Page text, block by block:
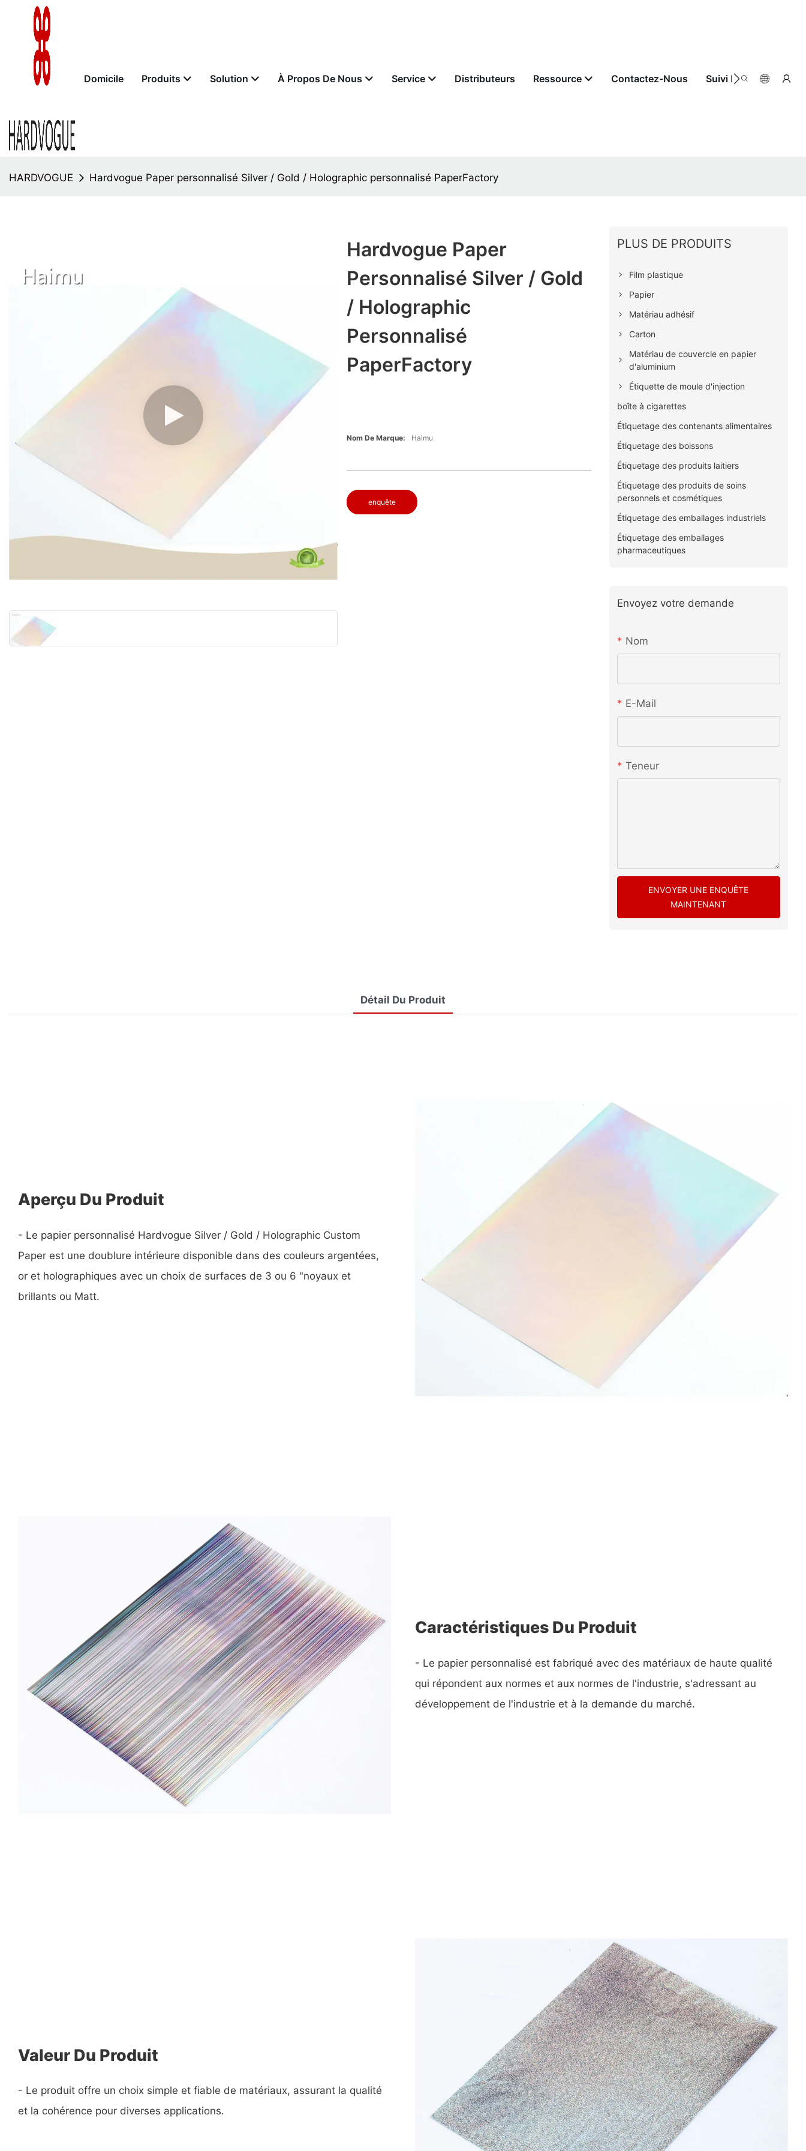
Domicile Produits Solution À Propos De Nous Service Distributeurs Ressource Contactez-Nous Suivi De Commande
HARDVOGUE Hardvogue Paper personnalisé Silver / Gold / Holographic personnalisé PaperFactory
Hardvogue Paper
Personnalisé Silver / Gold
/ Holographic
Personnalisé
PaperFactory
Nom De Marque: Haimu
enquête
PLUS DE PRODUITS
Film plastique
Papier
Matériau adhésif
Carton
Matériau de couvercle en papier
d'aluminium
Étiquette de moule d'injection
boîte à cigarettes
Étiquetage des contenants alimentaires
Étiquetage des boissons
Étiquetage des produits laitiers
Étiquetage des produits de soins
personnels et cosmétiques
Étiquetage des emballages industriels
Étiquetage des emballages
pharmaceutiques
Envoyez votre demande
Nom
E-Mail
Teneur
ENVOYER UNE ENQUÊTE
MAINTENANT
Détail Du Produit
Aperçu Du Produit
- Le papier personnalisé Hardvogue Silver / Gold / Holographic Custom
Paper est une doublure intérieure disponible dans des couleurs argentées,
or et holographiques avec un choix de surfaces de 3 ou 6 "noyaux et
brillants ou Matt.
Caractéristiques Du Produit
- Le papier personnalisé est fabriqué avec des matériaux de haute qualité
qui répondent aux normes et aux normes de l'industrie, s'adressant au
développement de l'industrie et à la demande du marché.
Valeur Du Produit
- Le produit offre un choix simple et fiable de matériaux, assurant la qualité
et la cohérence pour diverses applications.